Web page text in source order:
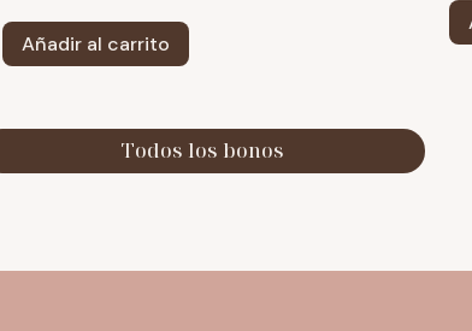
Añadir al carrito
Todos los bonos